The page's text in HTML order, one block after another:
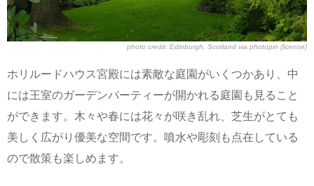
photo credit: Edinburgh, Scotland via photopin (license)
ホリルードハウス宮殿には素敵な庭園がいくつかあり、中
には王室のガーデンパーティーが開かれる庭園も見ること
ができます。木々や春には花々が咲き乱れ、芝生がとても
美しく広がり優美な空間です。噴水や彫刻も点在している
ので散策も楽しめます。